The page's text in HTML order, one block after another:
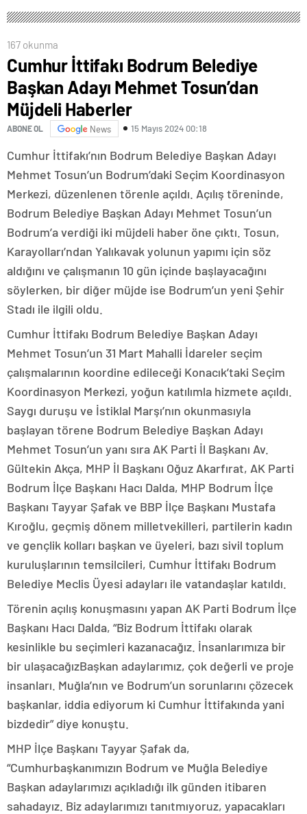
167 okunma
Cumhur İttifakı Bodrum Belediye
Başkan Adayı Mehmet Tosun’dan
Müjdeli Haberler
ABONE OL News 15 Mayıs 2024 00:18
Cumhur İttifakı’nın Bodrum Belediye Başkan Adayı
Mehmet Tosun’un Bodrum’daki Seçim Koordinasyon
Merkezi, düzenlenen törenle açıldı. Açılış töreninde,
Bodrum Belediye Başkan Adayı Mehmet Tosun’un
Bodrum’a verdiği iki müjdeli haber öne çıktı. Tosun,
Karayolları’ndan Yalıkavak yolunun yapımı için söz
aldığını ve çalışmanın 10 gün içinde başlayacağını
söylerken, bir diğer müjde ise Bodrum’un yeni Şehir
Stadı ile ilgili oldu.
Cumhur İttifakı Bodrum Belediye Başkan Adayı
Mehmet Tosun’un 31 Mart Mahalli İdareler seçim
çalışmalarının koordine edileceği Konacık’taki Seçim
Koordinasyon Merkezi, yoğun katılımla hizmete açıldı.
Saygı duruşu ve İstiklal Marşı’nın okunmasıyla
başlayan törene Bodrum Belediye Başkan Adayı
Mehmet Tosun’un yanı sıra AK Parti İl Başkanı Av.
Gültekin Akça, MHP İl Başkanı Oğuz Akarfırat, AK Parti
Bodrum İlçe Başkanı Hacı Dalda, MHP Bodrum İlçe
Başkanı Tayyar Şafak ve BBP İlçe Başkanı Mustafa
Kıroğlu, geçmiş dönem milletvekilleri, partilerin kadın
ve gençlik kolları başkan ve üyeleri, bazı sivil toplum
kuruluşlarının temsilcileri, Cumhur İttifakı Bodrum
Belediye Meclis Üyesi adayları ile vatandaşlar katıldı.
Törenin açılış konuşmasını yapan AK Parti Bodrum İlçe
Başkanı Hacı Dalda, “Biz Bodrum İttifakı olarak
kesinlikle bu seçimleri kazanacağız. İnsanlarımıza bir
bir ulaşacağızBaşkan adaylarımız, çok değerli ve proje
insanları. Muğla’nın ve Bodrum’un sorunlarını çözecek
başkanlar, iddia ediyorum ki Cumhur İttifakında yani
bizdedir” diye konuştu.
MHP İlçe Başkanı Tayyar Şafak da,
“Cumhurbaşkanımızın Bodrum ve Muğla Belediye
Başkan adaylarımızı açıkladığı ilk günden itibaren
sahadayız. Biz adaylarımızı tanıtmıyoruz, yapacakları